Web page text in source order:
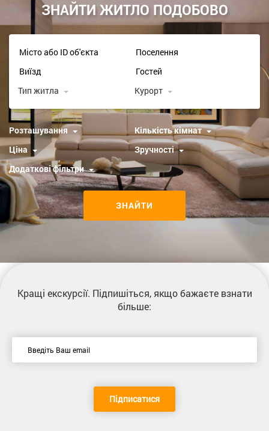
ЗНАЙТИ ЖИТЛО ПОДОБОВО
Тип житла Курорт
Розташування
Кількість кімнат
Ціна
Зручності
Додаткові фільтри
ЗНАЙТИ
Кращі екскурсії. Підпишіться, якщо бажаєте взнати
більше:
Підписатися